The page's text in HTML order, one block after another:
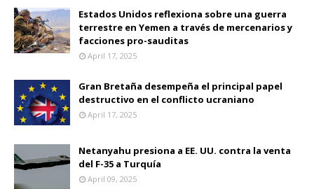
Estados Unidos reflexiona sobre una guerra
terrestre en Yemen a través de mercenarios y
facciones pro-sauditas
April 17, 2025
Gran Bretaña desempeña el principal papel
destructivo en el conflicto ucraniano
April 17, 2025
Netanyahu presiona a EE. UU. contra la venta
del F-35 a Turquía
April 09, 2025